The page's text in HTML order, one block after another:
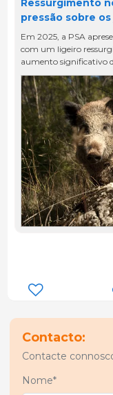
pressão sobre os
Em 2025, a PSA
com um ligeiro
aumento significativo
Contacto:
Contacte
Nome*